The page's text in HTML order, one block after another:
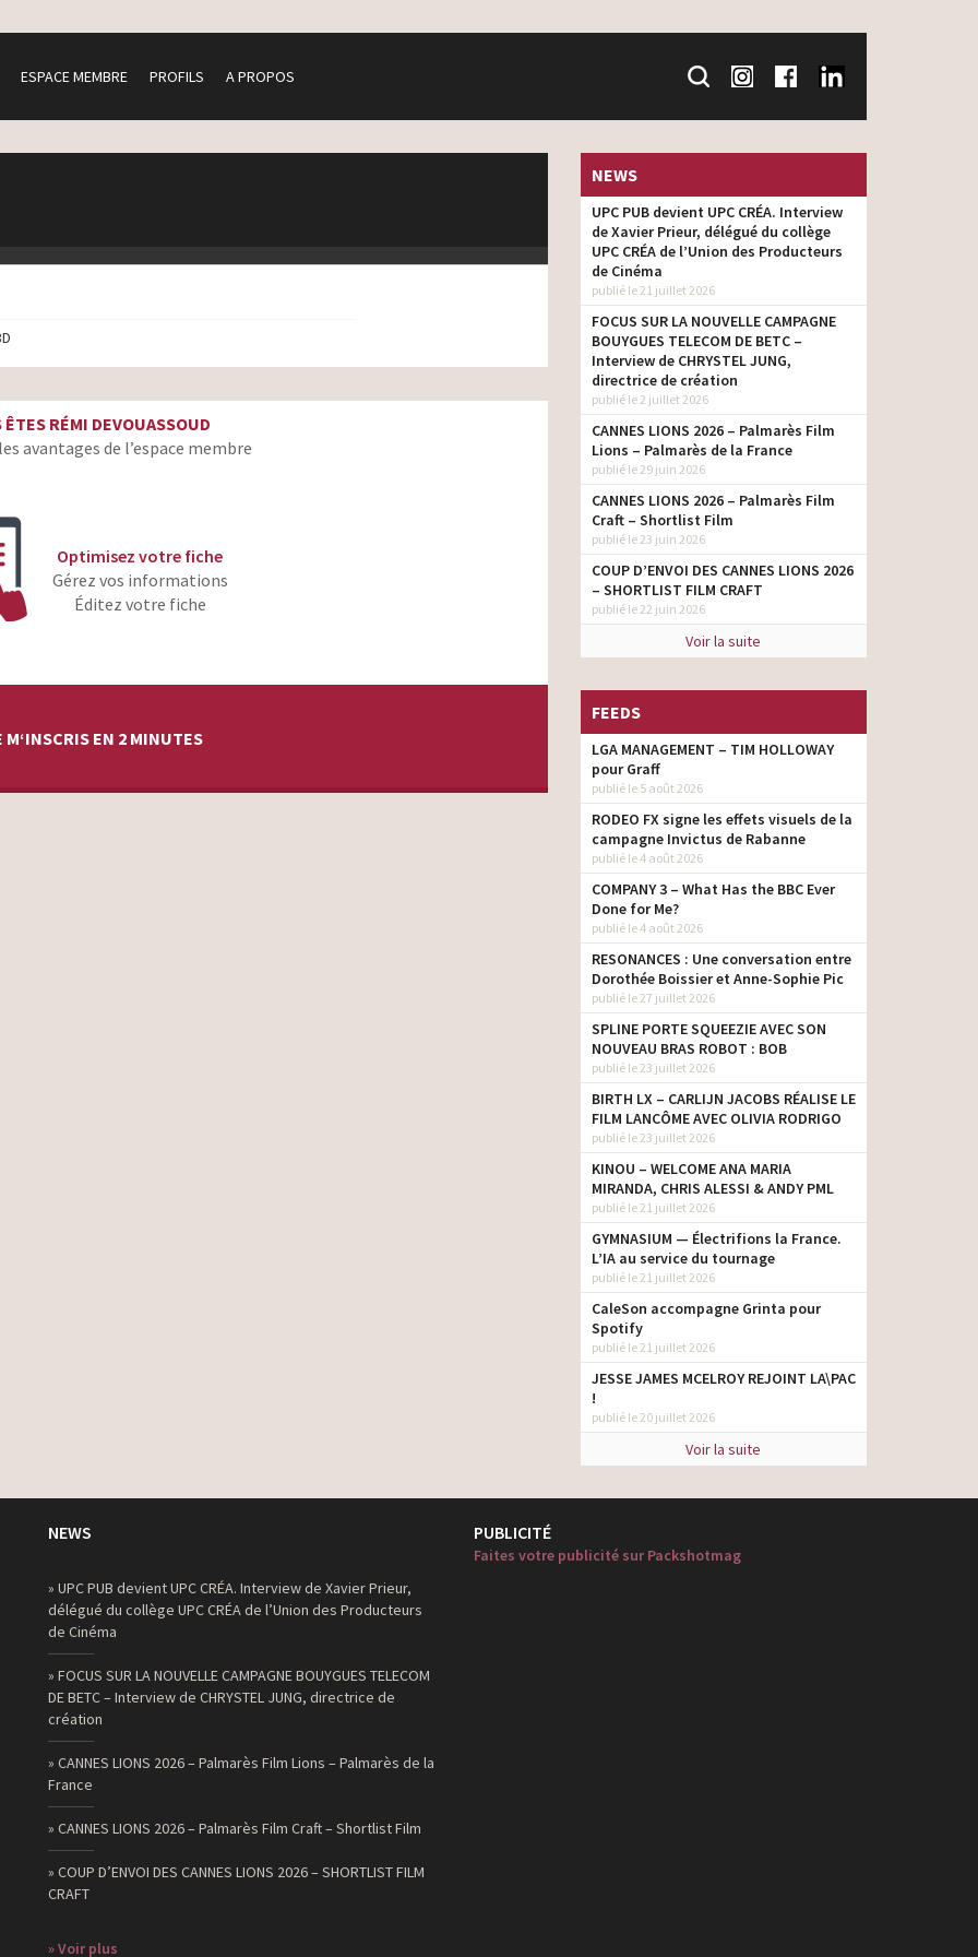
ESPACE MEMBRE PROFILS A PROPOS
ÊTES RÉMI DEVOUASSOUD
avantages de l’espace membre
Optimisez votre fiche
Gérez vos informations
Éditez votre fiche
EN 2 MINUTES
NEWS
UPC PUB devient UPC CRÉA. Interview
de Xavier Prieur, délégué du collège
UPC CRÉA de l’Union des Producteurs
de Cinéma
publié le 21 juillet 2026
FOCUS SUR LA NOUVELLE CAMPAGNE
BOUYGUES TELECOM DE BETC –
Interview de CHRYSTEL JUNG,
directrice de création
publié le 2 juillet 2026
CANNES LIONS 2026 – Palmarès Film
Lions – Palmarès de la France
publié le 29 juin 2026
CANNES LIONS 2026 – Palmarès Film
Craft – Shortlist Film
publié le 23 juin 2026
COUP D’ENVOI DES CANNES LIONS 2026
– SHORTLIST FILM CRAFT
publié le 22 juin 2026
Voir la suite
FEEDS
LGA MANAGEMENT – TIM HOLLOWAY
pour Graff
publié le 5 août 2026
RODEO FX signe les effets visuels de la
campagne Invictus de Rabanne
publié le 4 août 2026
COMPANY 3 – What Has the BBC Ever
Done for Me?
publié le 4 août 2026
RESONANCES : Une conversation entre
Dorothée Boissier et Anne-Sophie Pic
publié le 27 juillet 2026
SPLINE PORTE SQUEEZIE AVEC SON
NOUVEAU BRAS ROBOT : BOB
publié le 23 juillet 2026
BIRTH LX – CARLIJN JACOBS RÉALISE LE
FILM LANCÔME AVEC OLIVIA RODRIGO
publié le 23 juillet 2026
KINOU – WELCOME ANA MARIA
MIRANDA, CHRIS ALESSI & ANDY PML
publié le 21 juillet 2026
GYMNASIUM — Électrifions la France.
L’IA au service du tournage
publié le 21 juillet 2026
CaleSon accompagne Grinta pour
Spotify
publié le 21 juillet 2026
JESSE JAMES MCELROY REJOINT LA\PAC
!
publié le 20 juillet 2026
Voir la suite
NEWS
» UPC PUB devient UPC CRÉA. Interview de Xavier Prieur,
délégué du collège UPC CRÉA de l’Union des Producteurs
de Cinéma
» FOCUS SUR LA NOUVELLE CAMPAGNE BOUYGUES TELECOM
DE BETC – Interview de CHRYSTEL JUNG, directrice de
création
» CANNES LIONS 2026 – Palmarès Film Lions – Palmarès de la
France
» CANNES LIONS 2026 – Palmarès Film Craft – Shortlist Film
» COUP D’ENVOI DES CANNES LIONS 2026 – SHORTLIST FILM
CRAFT
» Voir plus
PUBLICITÉ
Faites votre publicité sur Packshotmag